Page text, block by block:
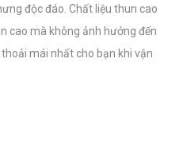
độc đáo. Chất liệu thun cao
cao mà không ảnh hưởng đến
mái nhất cho bạn khi vận